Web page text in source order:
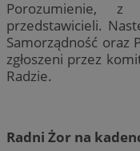
Porozumienie,
przedstawicieli.
Samorządność oraz
zgłoszeni przez
Radzie.
Radni Żor na